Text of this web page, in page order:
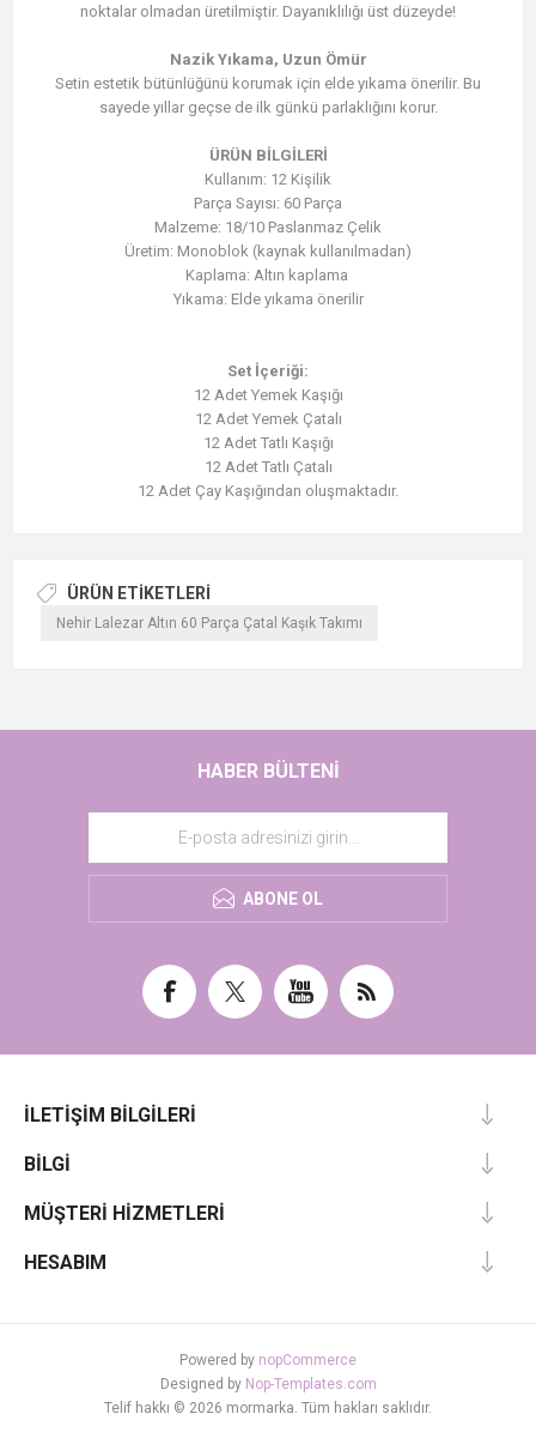
noktalar olmadan üretilmiştir. Dayanıklılığı üst düzeyde!
Nazik Yıkama, Uzun Ömür
Setin estetik bütünlüğünü korumak için elde yıkama önerilir. Bu
sayede yıllar geçse de ilk günkü parlaklığını korur.
ÜRÜN BİLGİLERİ
Kullanım: 12 Kişilik
Parça Sayısı: 60 Parça
Malzeme: 18/10 Paslanmaz Çelik
Üretim: Monoblok (kaynak kullanılmadan)
Kaplama: Altın kaplama
Yıkama: Elde yıkama önerilir
Set İçeriği:
12 Adet Yemek Kaşığı
12 Adet Yemek Çatalı
12 Adet Tatlı Kaşığı
12 Adet Tatlı Çatalı
12 Adet Çay Kaşığından oluşmaktadır.
ÜRÜN ETIKETLERI
Nehir Lalezar Altın 60 Parça Çatal Kaşık Takımı
HABER BÜLTENI
ABONE OL
İLETIŞIM BILGILERI
BILGI
MÜŞTERI HIZMETLERI
HESABIM
Powered by nopCommerce
Designed by Nop-Templates.com
Telif hakkı © 2026 mormarka. Tüm hakları saklıdır.